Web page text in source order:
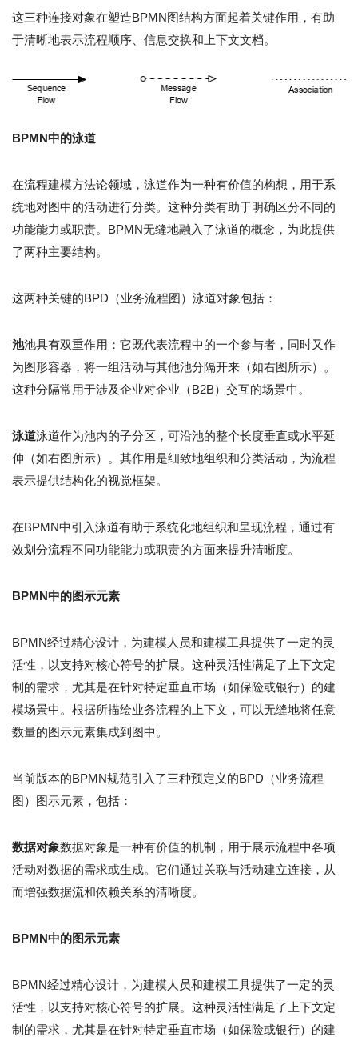
这三种连接对象在塑造BPMN图结构方面起着关键作用，有助
于清晰地表示流程顺序、信息交换和上下文文档。
BPMN中的泳道
在流程建模方法论领域，泳道作为一种有价值的构想，用于系
统地对图中的活动进行分类。这种分类有助于明确区分不同的
功能能力或职责。BPMN无缝地融入了泳道的概念，为此提供
了两种主要结构。
这两种关键的BPD（业务流程图）泳道对象包括：
池池具有双重作用：它既代表流程中的一个参与者，同时又作
为图形容器，将一组活动与其他池分隔开来（如右图所示）。
这种分隔常用于涉及企业对企业（B2B）交互的场景中。
泳道泳道作为池内的子分区，可沿池的整个长度垂直或水平延
伸（如右图所示）。其作用是细致地组织和分类活动，为流程
表示提供结构化的视觉框架。
在BPMN中引入泳道有助于系统化地组织和呈现流程，通过有
效划分流程不同功能能力或职责的方面来提升清晰度。
BPMN中的图示元素
BPMN经过精心设计，为建模人员和建模工具提供了一定的灵
活性，以支持对核心符号的扩展。这种灵活性满足了上下文定
制的需求，尤其是在针对特定垂直市场（如保险或银行）的建
模场景中。根据所描绘业务流程的上下文，可以无缝地将任意
数量的图示元素集成到图中。
当前版本的BPMN规范引入了三种预定义的BPD（业务流程
图）图示元素，包括：
数据对象数据对象是一种有价值的机制，用于展示流程中各项
活动对数据的需求或生成。它们通过关联与活动建立连接，从
而增强数据流和依赖关系的清晰度。
BPMN中的图示元素
BPMN经过精心设计，为建模人员和建模工具提供了一定的灵
活性，以支持对核心符号的扩展。这种灵活性满足了上下文定
制的需求，尤其是在针对特定垂直市场（如保险或银行）的建